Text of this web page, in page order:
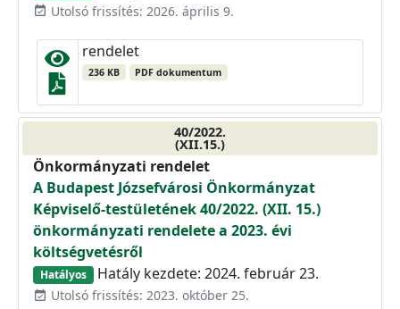
event_available Utolsó frissítés: 2026. április 9.
rendelet
236 KB PDF dokumentum
40/2022.
(XII.15.)
Önkormányzati rendelet
A Budapest Józsefvárosi Önkormányzat
Képviselő-testületének 40/2022. (XII. 15.)
önkormányzati rendelete a 2023. évi
költségvetésről
Hatályos Hatály kezdete: 2024. február 23.
event_available Utolsó frissítés: 2023. október 25.